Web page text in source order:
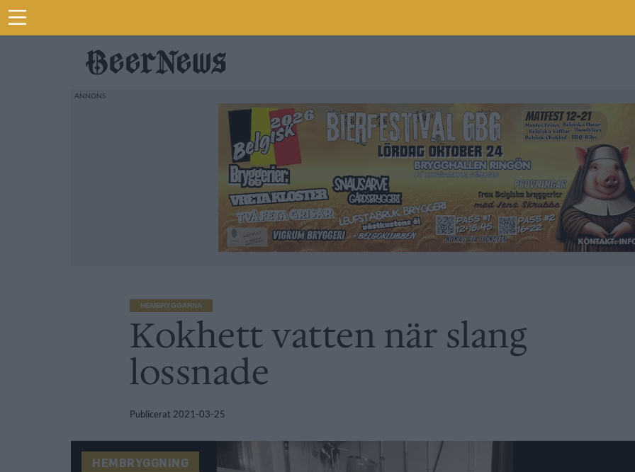
HEMBRYGGARNA
Kokhett vatten när slang
lossnade
Publicerat 2021-03-25
HEMBRYGGNING